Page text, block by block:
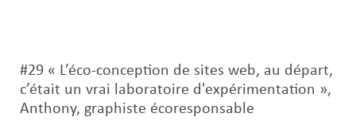
#29 « L’éco-conception de sites web, au départ,
c’était un vrai laboratoire d'expérimentation »,
Anthony, graphiste écoresponsable